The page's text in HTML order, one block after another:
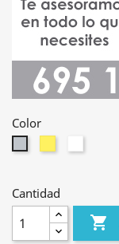
Color
Cantidad
